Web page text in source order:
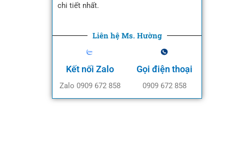
chi tiết nhất.
Liên hệ Ms. Hường
Kết nối Zalo
Zalo 0909 672 858
Gọi điện thoại
0909 672 858